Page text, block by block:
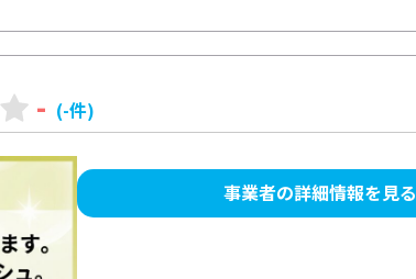
- (-件)
事業者の詳細情報を見る